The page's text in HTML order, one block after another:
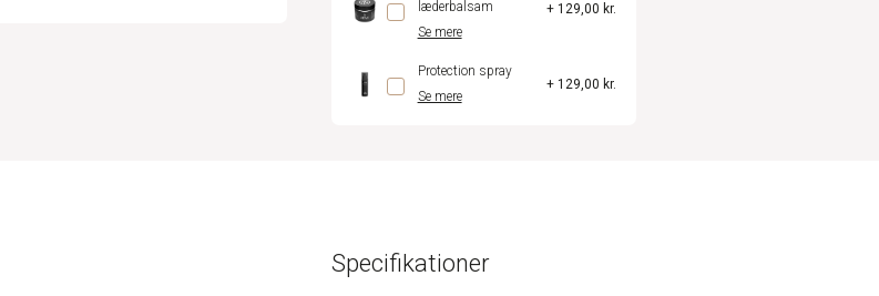
læderbalsam
Se mere
+ 129,00 kr.
Protection spray
Se mere
+ 129,00 kr.
Specifikationer